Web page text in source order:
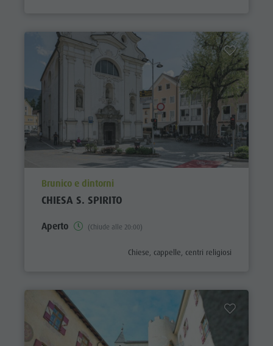
aria.poi_location_prefix
Brunico e dintorni
CHIESA S. SPIRITO
Aperto (Chiude alle 20:00)
aria.poi_category_prefix
Chiese, cappelle, centri religiosi